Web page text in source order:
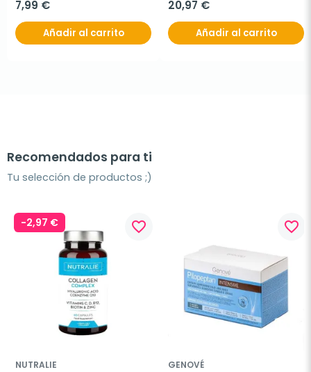
7,99 €
Añadir al carrito
20,97 €
Añadir al carrito
Recomendados para ti
Tu selección de productos ;)
-2,97 € favorite_border
NUTRALIE
favorite_border
GENOVÉ